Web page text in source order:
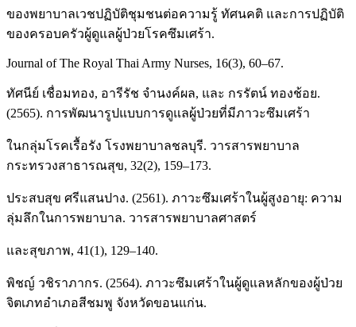
ของพยาบาลเวชปฏิบัติชุมชนต่อความรู้ ทัศนคติ และการปฏิบัติ
ของครอบครัวผู้ดูแลผู้ป่วยโรคซึมเศร้า.
Journal of The Royal Thai Army Nurses, 16(3), 60–67.
ทัศนีย์ เชื่อมทอง, อารีรัช จำนงค์ผล, และ กรรัตน์ ทองช้อย.
(2565). การพัฒนารูปแบบการดูแลผู้ป่วยที่มีภาวะซึมเศร้า
ในกลุ่มโรคเรื้อรัง โรงพยาบาลชลบุรี. วารสารพยาบาล
กระทรวงสาธารณสุข, 32(2), 159–173.
ประสบสุข ศรีแสนปาง. (2561). ภาวะซึมเศร้าในผู้สูงอายุ: ความ
ลุ่มลึกในการพยาบาล. วารสารพยาบาลศาสตร์
และสุขภาพ, 41(1), 129–140.
พิชญ์ วชิราภากร. (2564). ภาวะซึมเศร้าในผู้ดูแลหลักของผู้ป่วย
จิตเภทอำเภอสีชมพู จังหวัดขอนแก่น.